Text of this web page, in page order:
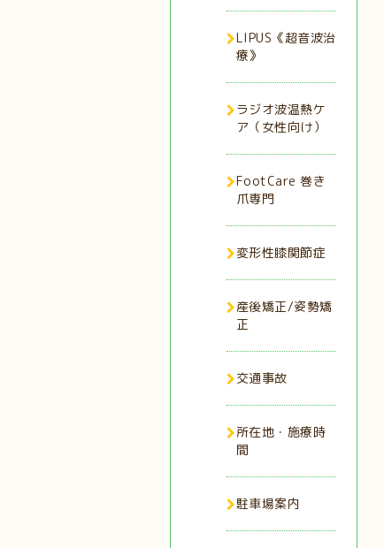
LIPUS《超音波治
療》
ラジオ波温熱ケ
ア（女性向け）
FootCare 巻き
爪専門
変形性膝関節症
産後矯正/姿勢矯
正
交通事故
所在地・施療時
間
駐車場案内